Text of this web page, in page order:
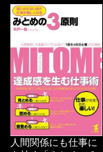
人間関係にも仕事に